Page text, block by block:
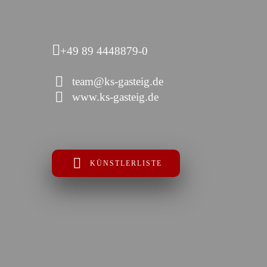
+49 89 4448879-0
team@ks-gasteig.de
www.ks-gasteig.de
KÜNSTLERLISTE